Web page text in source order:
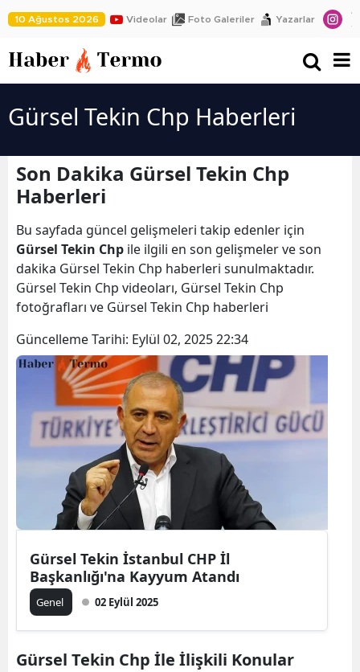
10 Ağustos 2026 Videolar Foto Galeriler Yazarlar
Gürsel Tekin Chp Haberleri
Son Dakika Gürsel Tekin Chp
Haberleri
Bu sayfada güncel gelişmeleri takip edenler için
Gürsel Tekin Chp ile ilgili en son gelişmeler ve son
dakika Gürsel Tekin Chp haberleri sunulmaktadır.
Gürsel Tekin Chp videoları, Gürsel Tekin Chp
fotoğrafları ve Gürsel Tekin Chp haberleri
Güncelleme Tarihi: Eylül 02, 2025 22:34
Gürsel Tekin İstanbul CHP İl
Başkanlığı'na Kayyum Atandı
Genel 02 Eylül 2025
Gürsel Tekin Chp İle İlişkili Konular